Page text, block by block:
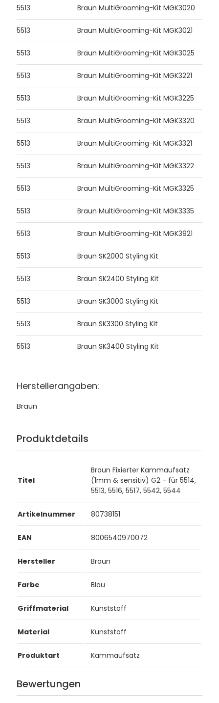
5513 Braun MultiGrooming-Kit MGK3020
5513 Braun MultiGrooming-Kit MGK3021
5513 Braun MultiGrooming-Kit MGK3025
5513 Braun MultiGrooming-Kit MGK3221
5513 Braun MultiGrooming-Kit MGK3225
5513 Braun MultiGrooming-Kit MGK3320
5513 Braun MultiGrooming-Kit MGK3321
5513 Braun MultiGrooming-Kit MGK3322
5513 Braun MultiGrooming-Kit MGK3325
5513 Braun MultiGrooming-Kit MGK3335
5513 Braun MultiGrooming-Kit MGK3921
5513 Braun SK2000 Styling Kit
5513 Braun SK2400 Styling Kit
5513 Braun SK3000 Styling Kit
5513 Braun SK3300 Styling Kit
5513 Braun SK3400 Styling Kit
Herstellerangaben:
Braun
Produktdetails
Titel
Braun Fixierter Kammaufsatz
(1mm & sensitiv) G2 - für 5514,
5513, 5516, 5517, 5542, 5544
Artikelnummer 80738151
EAN 8006540970072
Hersteller Braun
Farbe Blau
Griffmaterial Kunststoff
Material Kunststoff
Produktart Kammaufsatz
Bewertungen